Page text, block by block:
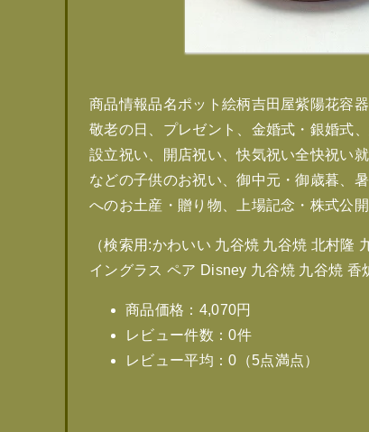
商品情報品名ポット絵柄吉田屋紫陽花容
敬老の日、プレゼント、金婚式・銀婚式
設立祝い、開店祝い、快気祝い全快祝い
などの子供のお祝い、御中元・御歳暮、
へのお土産・贈り物、上場記念・株式公
（検索用:かわいい 九谷焼 九谷焼 北村隆
イングラス ペア Disney 九谷焼 九谷焼 香
商品価格：4,070円
レビュー件数：0件
レビュー平均：0（5点満点）